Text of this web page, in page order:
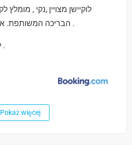
הבריכה המשותפת. ארוחת בוקר טובה מאוד .
-: לא מצדיק את המחיר .
Pokaż więcej